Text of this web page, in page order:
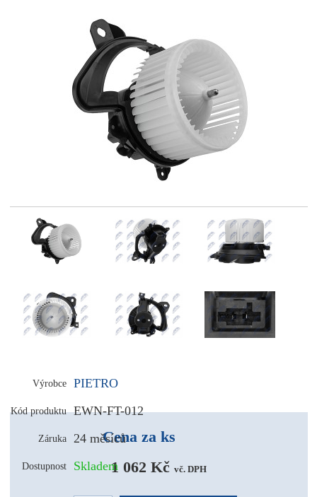
Výrobce PIETRO
Kód produktu EWN-FT-012
Záruka 24 měsíců
Dostupnost Skladem
Cena za ks
1 062 Kč vč. DPH